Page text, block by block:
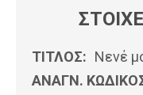
ΤΙΤΛΟΣ: Νενέ
ΑΝΑΓΝ.